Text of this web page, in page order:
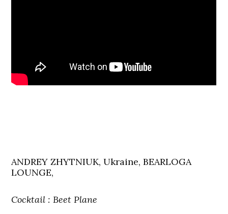
ANDREY ZHYTNIUK, Ukraine, BEARLOGA
LOUNGE,
Cocktail : Beet Plane